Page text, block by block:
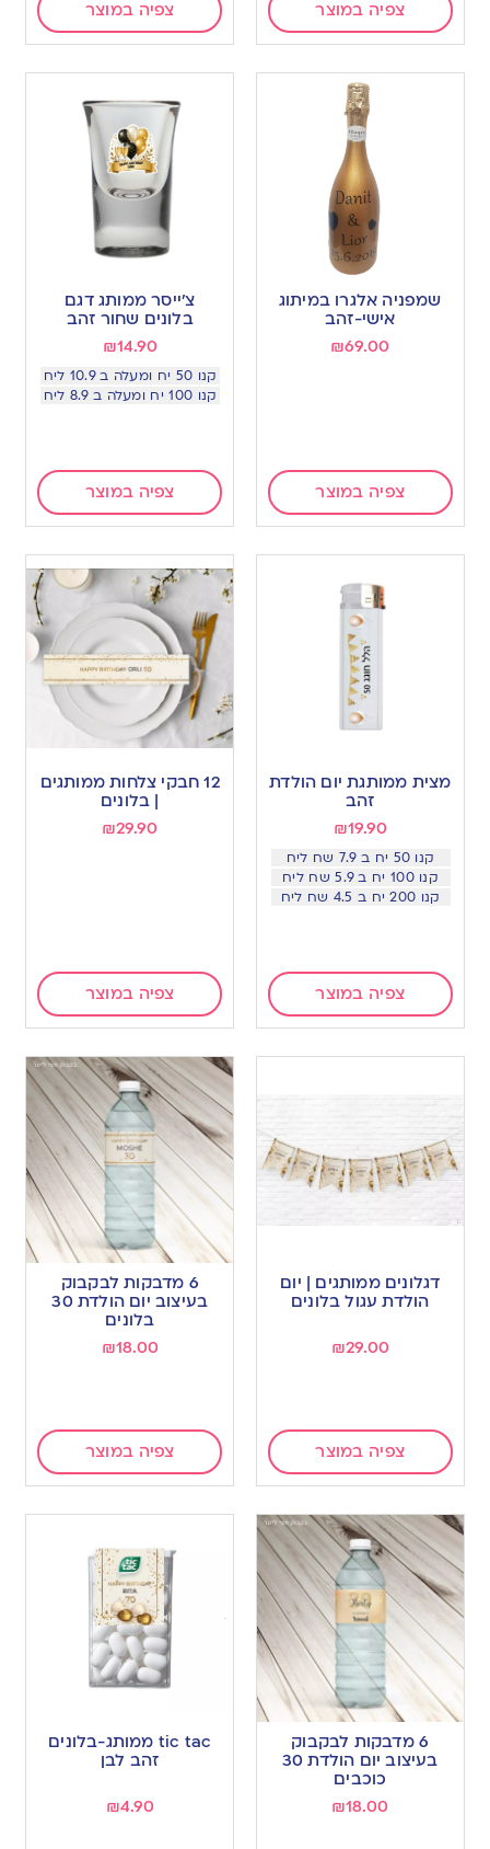
צפיה במוצר צפיה במוצר
שמפניה אלגרו במיתוג
אישי-זהב
₪69.00
צפיה במוצר
צ׳ייסר ממותג דגם
בלונים שחור זהב
₪14.90
קנו 50 יח ומעלה ב 10.9 ליח
קנו 100 יח ומעלה ב 8.9 ליח
צפיה במוצר
מצית ממותגת יום הולדת
זהב
₪19.90
קנו 50 יח ב 7.9 שח ליח
קנו 100 יח ב 5.9 שח ליח
קנו 200 יח ב 4.5 שח ליח
צפיה במוצר
12 חבקי צלחות ממותגים
| בלונים
₪29.90
צפיה במוצר
דגלונים ממותגים | יום
הולדת עגול בלונים
₪29.00
צפיה במוצר
6 מדבקות לבקבוק
בעיצוב יום הולדת 30
בלונים
₪18.00
צפיה במוצר
6 מדבקות לבקבוק
בעיצוב יום הולדת 30
כוכבים
₪18.00
tic tac ממותג-בלונים
זהב לבן
₪4.90